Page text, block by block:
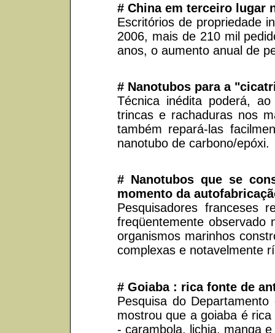
# China em terceiro lugar
Escritórios de propriedade
2006, mais de 210 mil
anos, o aumento anual de
# Nanotubos para a
Técnica inédita poderá,
trincas e rachaduras nos
também repará-las
nanotubo de carbono/epóxi.
# Nanotubos que se
momento da
Pesquisadores franceses
freqüentemente observado
organismos marinhos
complexas e notavelmente
# Goiaba : rica fonte de
Pesquisa do
mostrou que a goiaba é
- carambola, lichia, manga